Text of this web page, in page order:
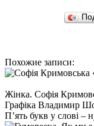
Похожие записи:
Жінка. Софія
Графіка Владимир
П’ять букв у слові –